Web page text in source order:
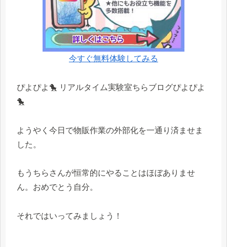
今すぐ無料体験してみる
ぴよぴよ🐤 リアルタイム実験室ちらブログぴよぴよ
🐤
ようやく今日で物販作業の外部化を一通り済ませま
した。
もうちらさんが恒常的にやることはほぼありませ
ん。おめでとう自分。
それではいってみましょう！